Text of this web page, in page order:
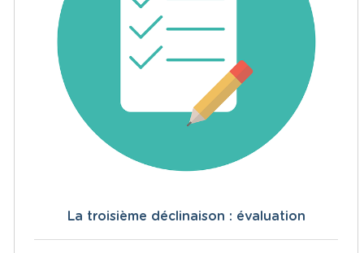
La troisième déclinaison : évaluation